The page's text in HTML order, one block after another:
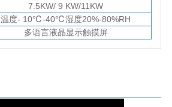
7.5KW/ 9 KW/11KW
温度- 10℃-40℃湿度20%-80%RH
多语言液晶显示触摸屏